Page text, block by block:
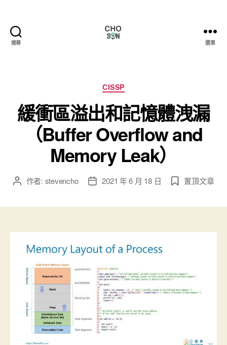
搜尋
大
小
事
選單
分
類
CISSP
緩衝區溢出和記憶體洩漏
（Buffer Overflow and
Memory Leak）
文 作者: stevencho
文 2021 年 6 月 18 日 置頂文章